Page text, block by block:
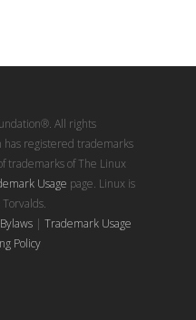
All rights
has registered trademarks
trademarks of The Linux
Usage page. Linux is
Bylaws | Trademark Usage
Policy